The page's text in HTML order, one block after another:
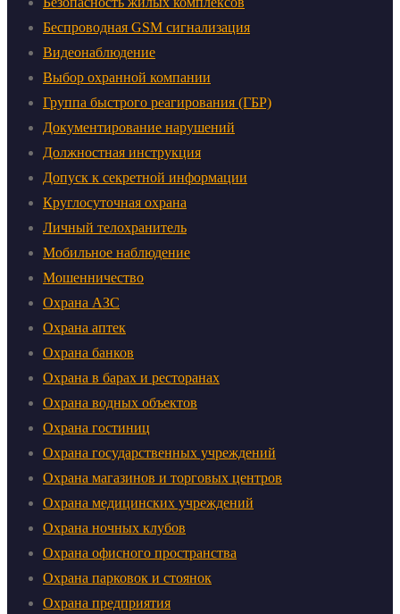
Беспроводная GSM сигнализация
Видеонаблюдение
Выбор охранной компании
Группа быстрого реагирования (ГБР)
Документирование нарушений
Должностная инструкция
Допуск к секретной информации
Круглосуточная охрана
Личный телохранитель
Мобильное наблюдение
Мошенничество
Охрана АЗС
Охрана аптек
Охрана банков
Охрана в барах и ресторанах
Охрана водных объектов
Охрана гостиниц
Охрана государственных учреждений
Охрана магазинов и торговых центров
Охрана медицинских учреждений
Охрана ночных клубов
Охрана офисного пространства
Охрана парковок и стоянок
Охрана предприятия